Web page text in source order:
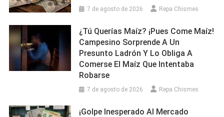
7 de agosto de 2026 Repa Chismes
¿Tú Querías Maíz? ¡Pues Come Maíz!
Campesino Sorprende A Un
Presunto Ladrón Y Lo Obliga A
Comerse El Maíz Que Intentaba
Robarse
7 de agosto de 2026 Repa Chismes
¡Golpe Inesperado Al Mercado